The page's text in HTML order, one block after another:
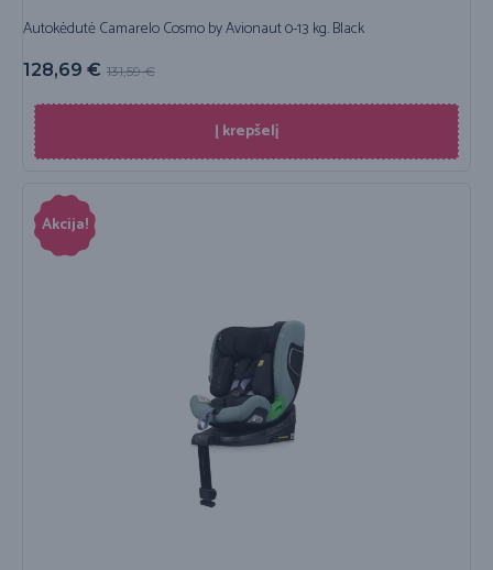
Autokėdutė Camarelo Cosmo by Avionaut 0-13 kg. Black
131,59€
128,69 €
Į krepšelį
Akcija!